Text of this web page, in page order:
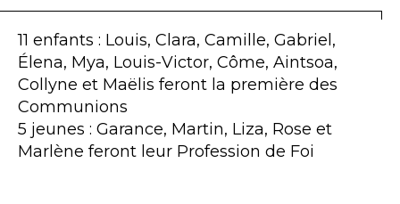
11 enfants : Louis, Clara, Camille, Gabriel,
Élena, Mya, Louis-Victor, Côme, Aintsoa,
Collyne et Maëlis feront la première des
Communions
5 jeunes : Garance, Martin, Liza, Rose et
Marlène feront leur Profession de Foi